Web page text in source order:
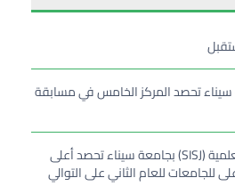
سيناء تحصد المركز الخامس في مسابقة
مجلة سيناء الدولية العلمية (SISJ) بجامعة سيناء تحصد أعلى
للجامعات للعام الثاني على التوالي